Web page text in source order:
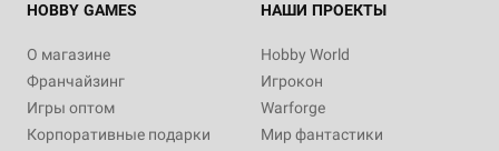
HOBBY GAMES
О магазине
Франчайзинг
Игры оптом
Корпоративные подарки
НАШИ ПРОЕКТЫ
Hobby World
Игрокон
Warforge
Мир фантастики